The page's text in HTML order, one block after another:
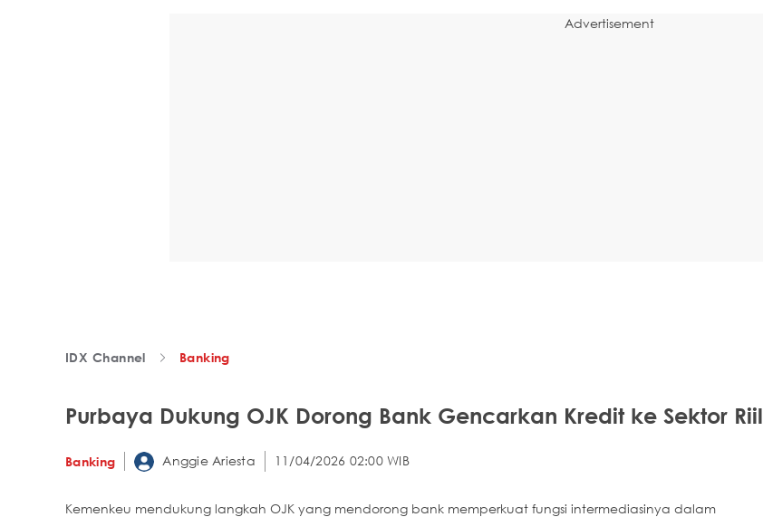
Advertisement
IDX Channel Banking
Purbaya Dukung OJK Dorong Bank Gencarkan Kredit ke Sektor Riil
Banking Anggie Ariesta 11/04/2026 02:00 WIB
Kemenkeu mendukung langkah OJK yang mendorong bank memperkuat fungsi intermediasinya dalam